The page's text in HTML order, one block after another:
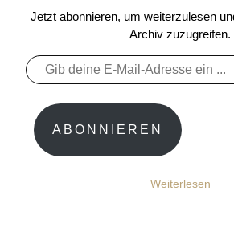
Jetzt abonnieren, um weiterzulesen
Archiv zuzugreifen.
Gib
deine
Mail-
Adresse
ein ...
ABONNIEREN
Weiterlesen